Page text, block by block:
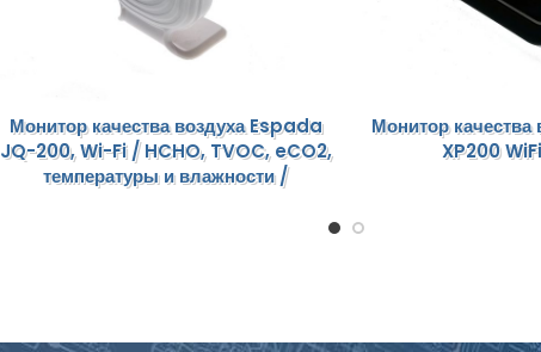
Монитор качества воздуха Espada
JQ-200, Wi-Fi / HCHO, TVOC, eCO2,
температуры и влажности /
Монитор
XP200